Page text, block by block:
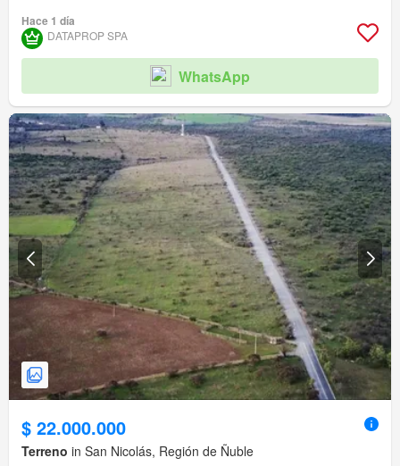
Hace 1 día
DATAPROP SPA
WhatsApp
$ 22.000.000
Terreno in San Nicolás, Región de Ñuble